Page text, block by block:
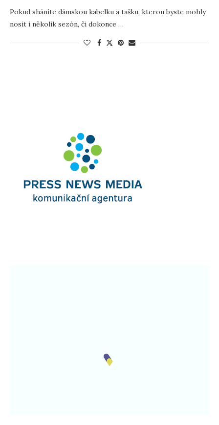
Pokud sháníte dámskou kabelku a tašku, kterou byste mohly
nosit i několik sezón, či dokonce …